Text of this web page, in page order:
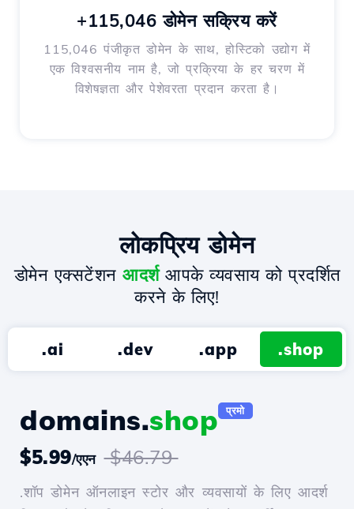
+115,046 डोमेन सक्रिय करें
115,046 पंजीकृत डोमेन के साथ, होस्टिको उद्योग में
एक विश्वसनीय नाम है, जो प्रक्रिया के हर चरण में
विशेषज्ञता और पेशेवरता प्रदान करता है।
लोकप्रिय डोमेन
डोमेन एक्सटेंशन आदर्शआपके व्यवसाय को प्रदर्शित
करने के लिए!
.ai .dev .app .shop
domains.shop प्रमो
$5.99/एएन $46.79
.शॉप डोमेन ऑनलाइन स्टोर और व्यवसायों के लिए आदर्श